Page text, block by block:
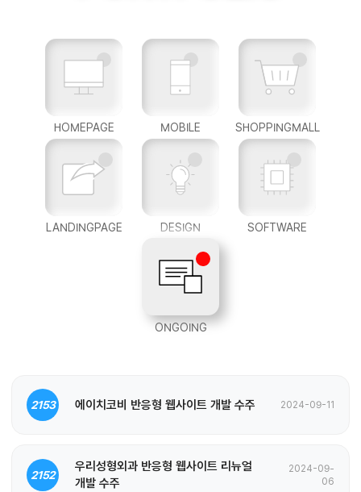
HOMEPAGE MOBILE SHOPPINGMALL
LANDINGPAGE DESIGN SOFTWARE
ONGOING
2153 에이치코비 반응형 웹사이트 개발 수주 2024-09-11
2152
우리성형외과 반응형 웹사이트 리뉴얼
개발 수주
2024-09-
06